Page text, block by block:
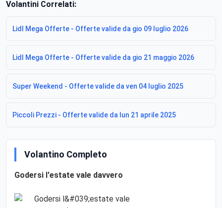
Volantini Correlati:
Lidl Mega Offerte - Offerte valide da gio 09 luglio 2026
Lidl Mega Offerte - Offerte valide da gio 21 maggio 2026
Super Weekend - Offerte valide da ven 04 luglio 2025
Piccoli Prezzi - Offerte valide da lun 21 aprile 2025
Volantino Completo
Godersi l'estate vale davvero